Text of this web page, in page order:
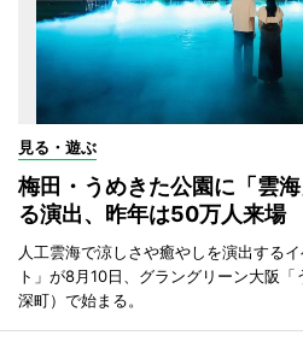
見る・遊ぶ
梅田・うめきた公園に「雲
る演出、昨年は50万人来場
人工雲海で涼しさや癒やしを演出する
ト」が8月10日、グラングリーン大阪
深町）で始まる。